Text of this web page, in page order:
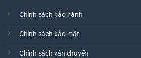
Chính sách bảo hành
Chính sách bảo mật
Chính sách vận chuyển